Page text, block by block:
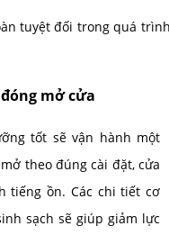
tuyệt đối trong quá
mở cửa
tốt sẽ vận hành một
theo đúng cài đặt, cửa
tiếng ồn. Các chi tiết cơ
sạch sẽ giúp giảm lực